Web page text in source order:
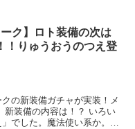
ーク】ロト装備の次は
！りゅうおうのつえ登
の新装備ガチャが実装！メ
でした。魔法使い系か。ス